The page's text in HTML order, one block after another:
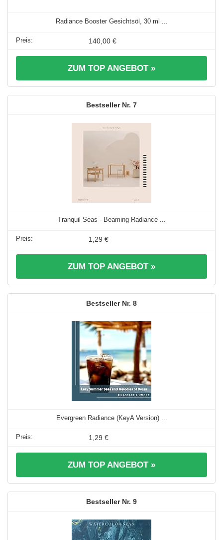
Radiance Booster Gesichtsöl, 30 ml ...
140,00 €
ZUM TOP ANGEBOT »
7
Tranquil Seas - Beaming Radiance ...
1,29 €
ZUM TOP ANGEBOT »
8
Evergreen Radiance (KeyA Version) ...
1,29 €
ZUM TOP ANGEBOT »
9